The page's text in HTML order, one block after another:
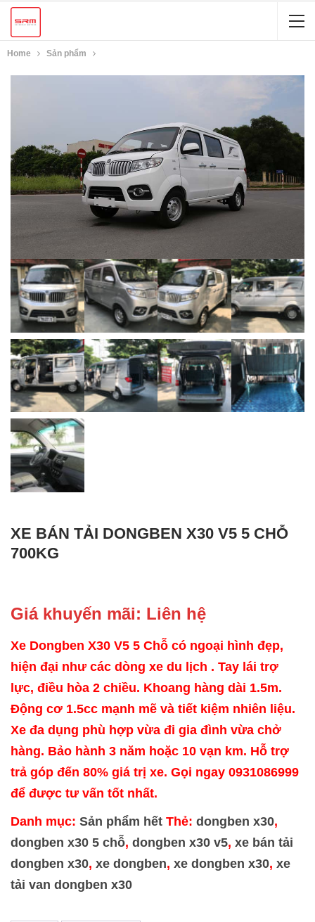
Home Sản phẩm
XE BÁN TẢI DONGBEN X30 V5 5 CHỖ
700KG
Giá khuyến mãi: Liên hệ
Xe Dongben X30 V5 5 Chỗ có ngoại hình đẹp,
hiện đại như các dòng xe du lịch . Tay lái trợ
lực, điều hòa 2 chiều. Khoang hàng dài 1.5m.
Động cơ 1.5cc mạnh mẽ và tiết kiệm nhiên liệu.
Xe đa dụng phù hợp vừa đi gia đình vừa chở
hàng. Bảo hành 3 năm hoặc 10 vạn km. Hỗ trợ
trả góp đến 80% giá trị xe. Gọi ngay 0931086999
để được tư vấn tốt nhất.
Danh mục: Sản phẩm hết Thẻ: dongben x30,
dongben x30 5 chỗ, dongben x30 v5, xe bán tải
dongben x30, xe dongben, xe dongben x30, xe
tải van dongben x30